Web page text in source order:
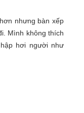
nhưng bàn xếp
Mình không thích
hơi người như